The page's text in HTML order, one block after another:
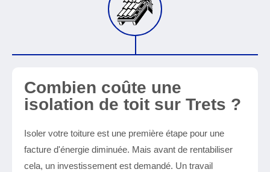
Combien coûte une
isolation de toit sur Trets ?
Isoler votre toiture est une première étape pour une
facture d'énergie diminuée. Mais avant de rentabiliser
cela, un investissement est demandé. Un travail